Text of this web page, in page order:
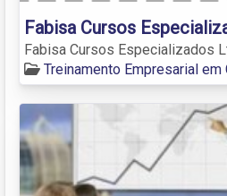
Fabisa Cursos
Fabisa Cursos Especializados
Treinamento Empresarial em